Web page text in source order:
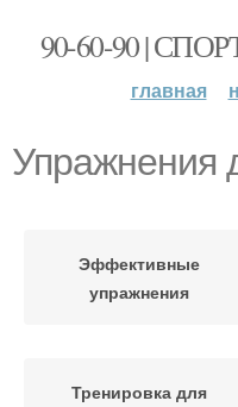
90-60-90 |
главная
Упражнения
Эффективные
упражнения
Тренировка для